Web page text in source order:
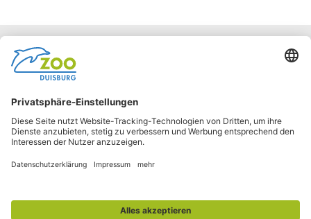
FacebookInstagram
Barrierefreiheit
Impressum
Kontakt
Datenschutz
AGB
Tickets und Informationen: